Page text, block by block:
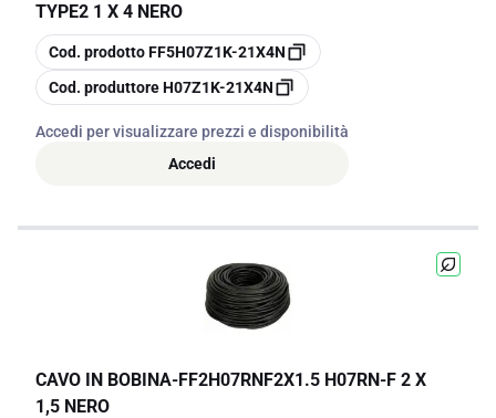
TYPE2 1 X 4 NERO
copia
Cod. prodottoFF5H07Z1K-21X4N
copia
Cod. produttoreH07Z1K-21X4N
Accedi per visualizzare prezzi e disponibilità
Accedi
CAVO IN BOBINA-FF2H07RNF2X1.5 H07RN-F 2 X
1,5 NERO